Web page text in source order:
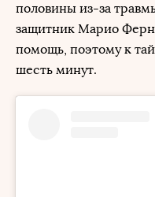
половины из-за
защитник Марио
помощь, поэтому к
шесть минут.